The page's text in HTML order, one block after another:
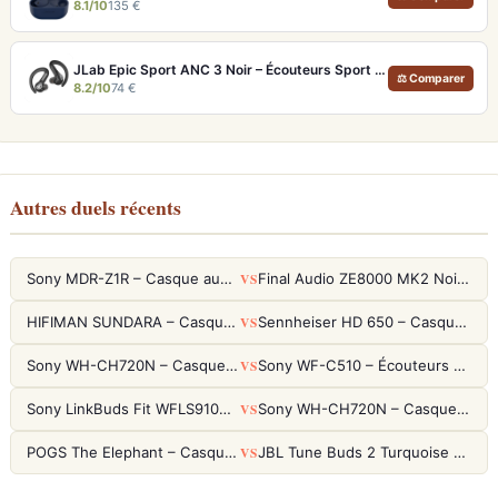
8.1/10135 €
JLab Epic Sport ANC 3 Noir – Écouteurs Sport ANC IP66 Double Driver
8.2/1074 €
⚖ Comparer
Autres duels récents
Sony MDR-Z1R – Casque audiophile fermé haute résolution VS Final Audio ZE8000 MK2 Noir – Écouteurs True Wireless audiophiles 8K Sound
HIFIMAN SUNDARA – Casque Planar Magnetic Ouvert Over-Ear Audiophile VS Sennheiser HD 650 – Casque audiophile ouvert pour l'écoute analytique
Sony WH-CH720N – Casque ANC 35h, Ultra-léger (192g) avec Processeur V1 VS Sony WF-C510 – Écouteurs True Wireless compacts, autonomie 22h et multipoint
Sony LinkBuds Fit WFLS910NW Blanc – Écouteurs Sport Ailes ANC VS Sony WH-CH720N – Casque ANC 35h, Ultra-léger (192g) avec Processeur V1
POGS The Elephant – Casque Filaire Enfants 85dB POGS-Safe™ (Éco-Responsable) VS JBL Tune Buds 2 Turquoise – Écouteurs True Wireless avec ANC et autonomie 48h